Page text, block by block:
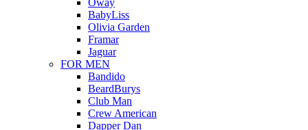
Oway
BabyLiss
Olivia Garden
Framar
Jaguar
FOR MEN
Bandido
BeardBurys
Club Man
Crew American
Dapper Dan